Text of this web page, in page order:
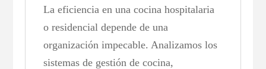
La eficiencia en una cocina hospitalaria
o residencial depende de una
organización impecable. Analizamos los
sistemas de gestión de cocina,